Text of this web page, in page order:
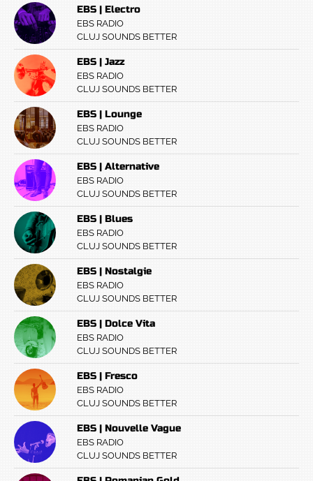
EBS | Electro
EBS RADIO
CLUJ SOUNDS BETTER
EBS | Jazz
EBS RADIO
CLUJ SOUNDS BETTER
EBS | Lounge
EBS RADIO
CLUJ SOUNDS BETTER
EBS | Alternative
EBS RADIO
CLUJ SOUNDS BETTER
EBS | Blues
EBS RADIO
CLUJ SOUNDS BETTER
EBS | Nostalgie
EBS RADIO
CLUJ SOUNDS BETTER
EBS | Dolce Vita
EBS RADIO
CLUJ SOUNDS BETTER
EBS | Fresco
EBS RADIO
CLUJ SOUNDS BETTER
EBS | Nouvelle Vague
EBS RADIO
CLUJ SOUNDS BETTER